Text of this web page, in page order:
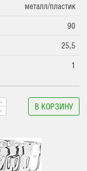
металл/пластик
90
25,5
1
В КОРЗИНУ